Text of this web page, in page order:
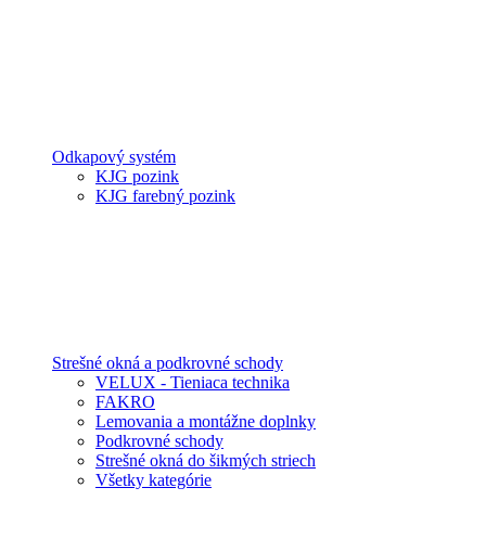
Odkapový systém
KJG pozink
KJG farebný pozink
Strešné okná a podkrovné schody
VELUX - Tieniaca technika
FAKRO
Lemovania a montážne doplnky
Podkrovné schody
Strešné okná do šikmých striech
Všetky kategórie